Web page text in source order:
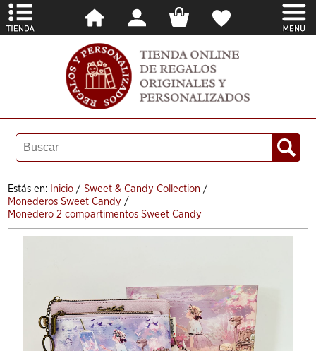
Estás en: Inicio /Sweet & Candy Collection /
Monederos Sweet Candy /
Monedero 2 compartimentos Sweet Candy